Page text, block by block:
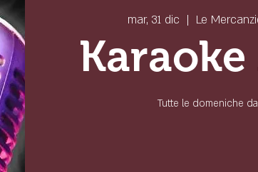
mar, 31 dic
  |
Le
Tutte le domeniche